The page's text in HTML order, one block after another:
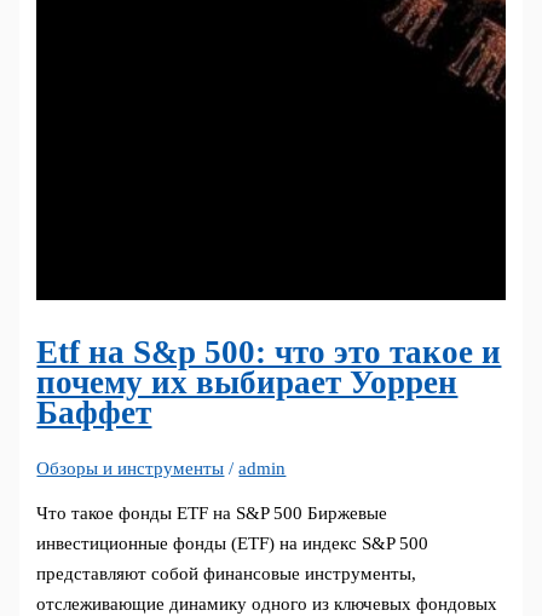
Etf на S&p 500: что это такое и
почему их выбирает Уоррен
Баффет
Обзоры и инструменты /admin
Что такое фонды ETF на S&P 500 Биржевые
инвестиционные фонды (ETF) на индекс S&P 500
представляют собой финансовые инструменты,
отслеживающие динамику одного из ключевых фондовых